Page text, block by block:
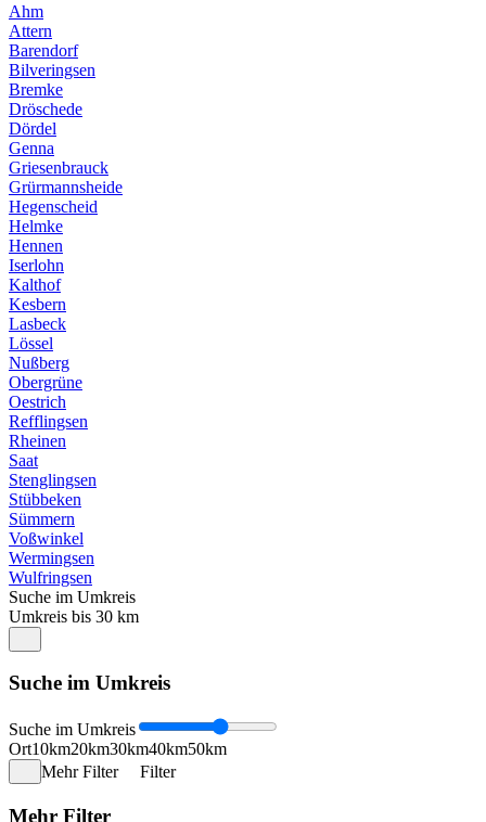
Ahm
Attern
Barendorf
Bilveringsen
Bremke
Dröschede
Dördel
Genna
Griesenbrauck
Grürmannsheide
Hegenscheid
Helmke
Hennen
Iserlohn
Kalthof
Kesbern
Lasbeck
Lössel
Nußberg
Obergrüne
Oestrich
Refflingsen
Rheinen
Saat
Stenglingsen
Stübbeken
Sümmern
Voßwinkel
Wermingsen
Wulfringsen
Suche im Umkreis
Umkreis bis 30 km
Suche im Umkreis
Suche im Umkreis
Ort10km20km30km40km50km
Mehr Filter
Filter
Mehr Filter